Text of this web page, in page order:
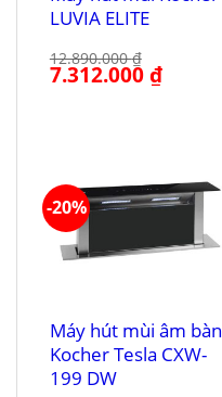
LUVIA ELITE
12.890.000₫
Giá
gốc
7.312.000₫Giá
hiện
-20%
Máy hút mùi âm bàn
Kocher Tesla CXW-
199 DW